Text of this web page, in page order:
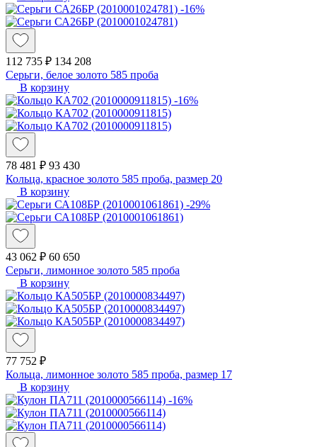
-16%
112 735 ₽ 134 208
Серьги, белое золото 585 проба
В корзину
-16%
78 481 ₽ 93 430
Кольца, красное золото 585 проба, размер 20
В корзину
-29%
43 062 ₽ 60 650
Серьги, лимонное золото 585 проба
В корзину
77 752 ₽
Кольца, лимонное золото 585 проба, размер 17
В корзину
-16%